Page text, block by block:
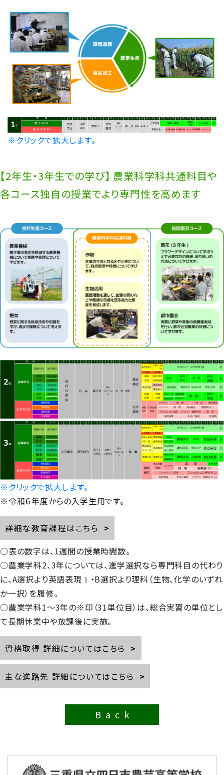
2024/07/09
羊毛を洗濯！
2024/07/09 施設園芸コース
毎年恒例！ 鈴鹿８耐花壇づくり
2024/06/11 施設園芸コース
【農業科学科】フローリストによる特別授業を
2024/06/10 農業科学科
【農業科学科】全国高校生フラワーアレンジ
2024/05/27 農業科学科
アヒルのヒナが孵化しました！
2024/05/27 食料生産コース
ヒツジの毛刈りをしました！
2024/05/16 農業科学科
茶摘み体験！
2024/03/26
【施設園芸コース】Ｆ１日本グランプリの準備
2023/12/22 施設園芸コース
南自動車学校で花壇を作りました
2023/11/27
【農業科学科】先進地農業研修
2023/11/27
2023みえ花フェスタに参加しました。
2023/11/21
作りました
2023/11/16 施設園芸コース
内部交番でプランター作りを行いました
2023/11/15 農業科学科
※クリックで拡大します。
【2年生・3年生での学び】 農業科学科共通科目や
各コース独自の授業でより専門性を高めます
※クリックで拡大します。
※令和６年度からの入学生用です。
詳細な教育課程はこちら
○表の数字は、1週間の授業時間数。
○農業学科2、3年については、進学選択なら専門科目の代わり
に、A選択より英語表現Ⅰ・B選択より理科（生物、化学のいずれ
か一択）を履修。
○農業学科1～3年の※印（31単位目）は、総合実習の単位とし
て長期休業中や放課後に実施。
資格取得 詳細についてはこちら
主な進路先 詳細についてはこちら
Back